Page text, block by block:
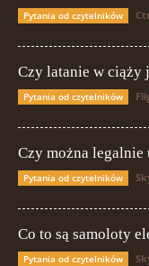
Pytania od czytelników
Czy latanie w ciąży
Pytania od czytelników
Czy można
Pytania od czytelników
Co to są samoloty
Pytania od czytelników